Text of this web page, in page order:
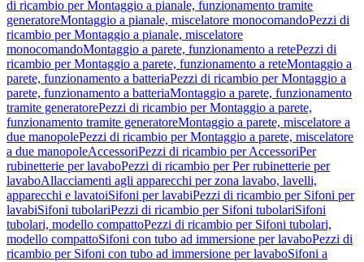
di ricambio per Montaggio a pianale, funzionamento tramite
generatoreMontaggio a pianale, miscelatore monocomandoPezzi di
ricambio per Montaggio a pianale, miscelatore
monocomandoMontaggio a parete, funzionamento a retePezzi di
ricambio per Montaggio a parete, funzionamento a reteMontaggio a
parete, funzionamento a batteriaPezzi di ricambio per Montaggio a
parete, funzionamento a batteriaMontaggio a parete, funzionamento
tramite generatorePezzi di ricambio per Montaggio a parete,
funzionamento tramite generatoreMontaggio a parete, miscelatore a
due manopolePezzi di ricambio per Montaggio a parete, miscelatore
a due manopoleAccessoriPezzi di ricambio per AccessoriPer
rubinetterie per lavaboPezzi di ricambio per Per rubinetterie per
lavaboAllacciamenti agli apparecchi per zona lavabo, lavelli,
apparecchi e lavatoiSifoni per lavabiPezzi di ricambio per Sifoni per
lavabiSifoni tubolariPezzi di ricambio per Sifoni tubolariSifoni
tubolari, modello compattoPezzi di ricambio per Sifoni tubolari,
modello compattoSifoni con tubo ad immersione per lavaboPezzi di
ricambio per Sifoni con tubo ad immersione per lavaboSifoni a